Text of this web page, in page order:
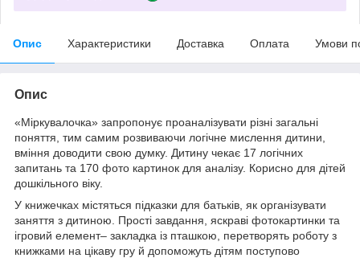
Опис Характеристики Доставка Оплата Умови
Опис
«Міркувалочка» запропонує проаналізувати різні загальні
поняття, тим самим розвиваючи логічне мислення дитини,
вміння доводити свою думку. Дитину чекає 17 логічних
запитань та 170 фото картинок для аналізу. Корисно для дітей
дошкільного віку.
У книжечках містяться підказки для батьків, як організувати
заняття з дитиною. Прості завдання, яскраві фотокартинки та
ігровий елемент– закладка із пташкою, перетворять роботу з
книжками на цікаву гру й допоможуть дітям поступово